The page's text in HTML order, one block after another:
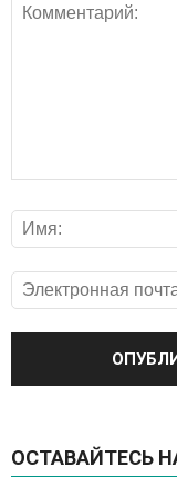
ОСТАВАЙТЕСЬ